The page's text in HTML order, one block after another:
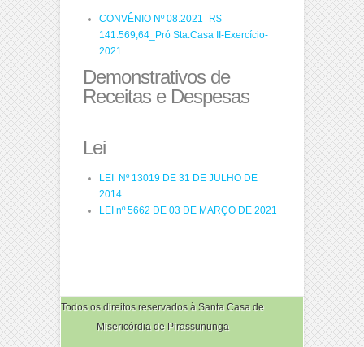
CONVÊNIO Nº 08.2021_R$
141.569,64_Pró Sta.Casa II-Exercício-
2021
Demonstrativos de
Receitas e Despesas
Lei
LEI Nº 13019 DE 31 DE JULHO DE
2014
LEI nº 5662 DE 03 DE MARÇO DE 2021
Todos os direitos reservados à Santa Casa de
Misericórdia de Pirassununga